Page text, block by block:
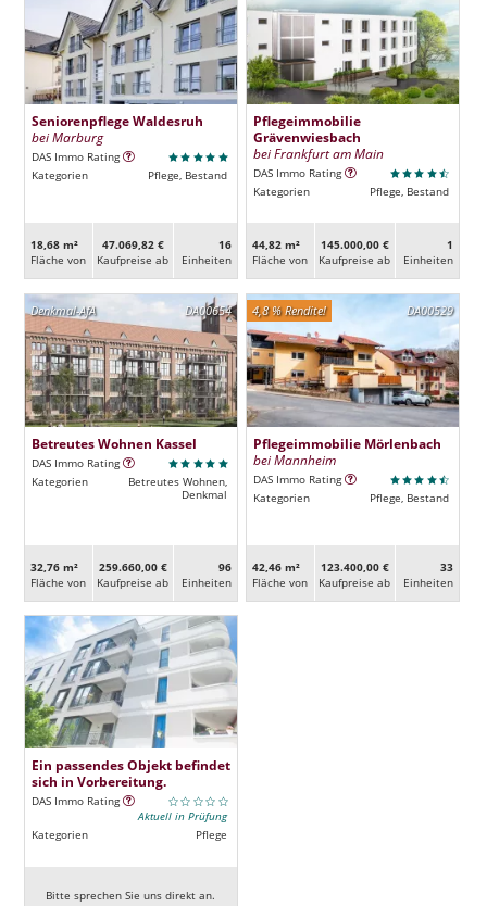
Seniorenpflege Waldesruh
bei Marburg
DAS Immo Rating
Kategorien
Pflege, Bestand
18,68 m²
Fläche von
47.069,82 €
Kaufpreise ab
16
Ein­heiten
Pflegeimmobilie
Grävenwiesbach
bei Frankfurt am Main
DAS Immo Rating
Kategorien
Pflege, Bestand
44,82 m²
Fläche von
145.000,00 €
Kaufpreise ab
1
Ein­heiten
DA00654
Denkmal-AfA
Betreutes Wohnen Kassel
DAS Immo Rating
Kategorien
Betreutes Wohnen,
Denkmal
32,76 m²
Fläche von
259.660,00 €
Kaufpreise ab
96
Ein­heiten
DA00529
4,8 % Rendite!
Pflegeimmobilie Mörlenbach
bei Mannheim
DAS Immo Rating
Kategorien
Pflege, Bestand
42,46 m²
Fläche von
123.400,00 €
Kaufpreise ab
33
Ein­heiten
Ein passendes Objekt befindet
sich in Vorbereitung.
DAS Immo Rating
Aktuell in Prüfung
Kategorien
Pflege
Bitte sprechen Sie uns direkt an.